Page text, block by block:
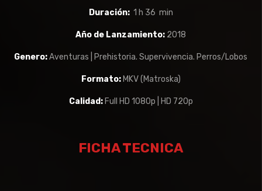
Duración: 1 h 36 min
Año de Lanzamiento: 2018
Genero:Aventuras | Prehistoria. Supervivencia. Perros/Lobos
Formato: MKV (Matroska)
Calidad: Full HD 1080p | HD 720p
FICHA TECNICA